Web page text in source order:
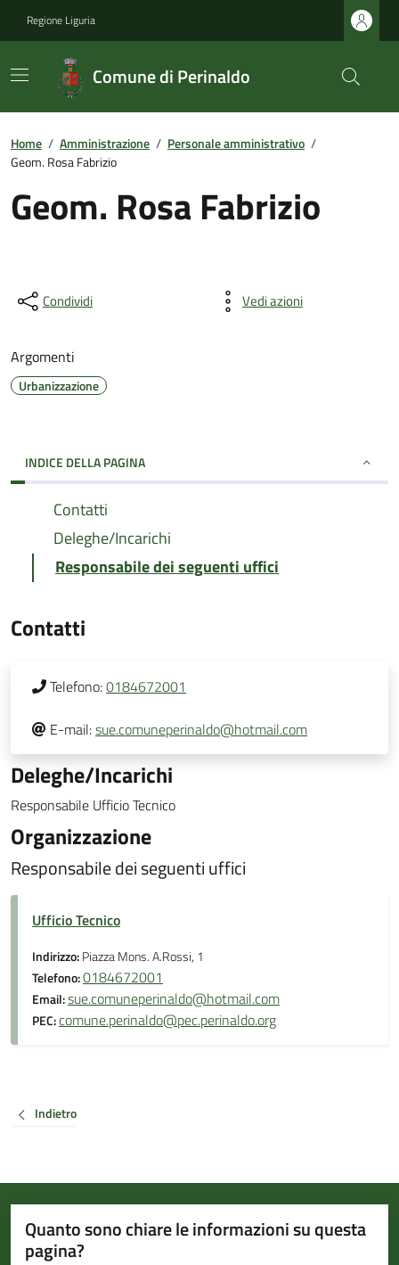
Regione Liguria
Comune di Perinaldo
Home / Amministrazione / Personale amministrativo /
Geom. Rosa Fabrizio
Geom. Rosa Fabrizio
Condividi Vedi azioni
Argomenti
Urbanizzazione
INDICE DELLA PAGINA
Contatti
Deleghe/Incarichi
Responsabile dei seguenti uffici
Contatti
Telefono:0184672001
E-mail:sue.comuneperinaldo@hotmail.com
Deleghe/Incarichi
Responsabile Ufficio Tecnico
Organizzazione
Responsabile dei seguenti uffici
Ufficio Tecnico
Indirizzo:Piazza Mons. A.Rossi, 1
Telefono:0184672001
Email:sue.comuneperinaldo@hotmail.com
PEC:comune.perinaldo@pec.perinaldo.org
Indietro
Quanto sono chiare le informazioni su questa
pagina?